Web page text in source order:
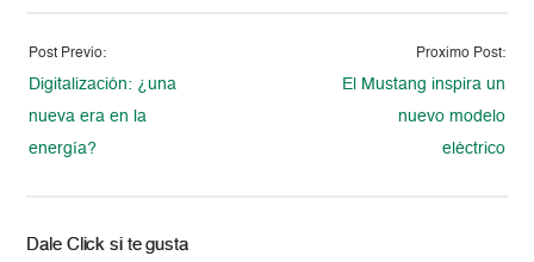
Post Previo:
Digitalización: ¿una
nueva era en la
energía?
Proximo Post:
El Mustang inspira un
nuevo modelo
eléctrico
Dale Click si te gusta